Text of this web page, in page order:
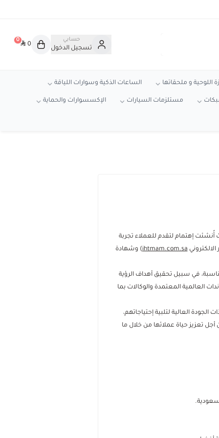
حسابي
تسجيل الدخول
0
0
اللوحية و ملحقاتها الساعات الذكية وسوارات اللياقة
مستلزمات السيارات الإكسسوارات والحماية
ورقم ضريبي (310904052400003) في مدينة الخرج، حيث أُنشئت إهتمام لتقدم للعملاء تجربة
ihtmam.com.sa) وشهادة
في سبيل تحقيق أهداف الرؤية
العالمية المعتمدة والوكالات بما
العالية لتلبية إحتياجاتهم،
التي تبذلها من أجل تعزيز حياة عملائها من خلال ما